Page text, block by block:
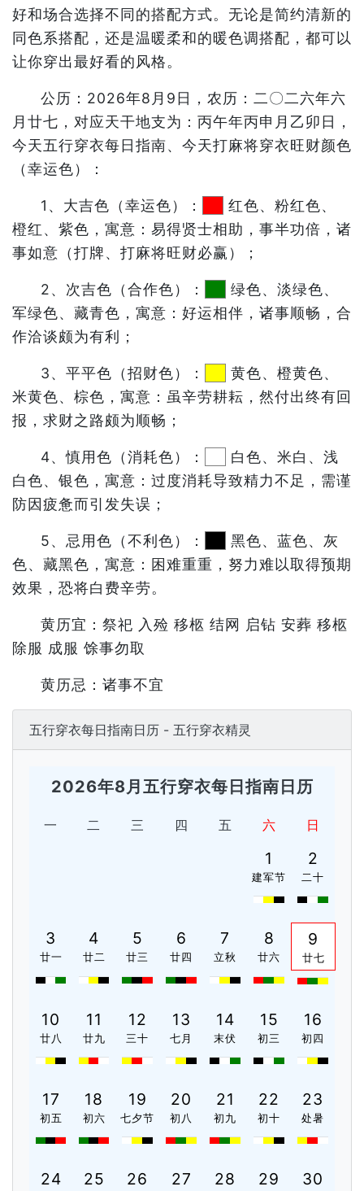
好和场合选择不同的搭配方式。无论是简约清新的
同色系搭配，还是温暖柔和的暖色调搭配，都可以
让你穿出最好看的风格。
公历：2026年8月9日，农历：二〇二六年六
月廿七，对应天干地支为：丙午年丙申月乙卯日，
今天五行穿衣每日指南、今天打麻将穿衣旺财颜色
（幸运色）：
1、大吉色（幸运色）：
红色、粉红色、
橙红、紫色，寓意：易得贤士相助，事半功倍，诸
事如意（打牌、打麻将旺财必赢）；
2、次吉色（合作色）：
绿色、淡绿色、
军绿色、藏青色，寓意：好运相伴，诸事顺畅，合
作洽谈颇为有利；
3、平平色（招财色）：
黄色、橙黄色、
米黄色、棕色，寓意：虽辛劳耕耘，然付出终有回
报，求财之路颇为顺畅；
4、慎用色（消耗色）：
白色、米白、浅
白色、银色，寓意：过度消耗导致精力不足，需谨
防因疲惫而引发失误；
5、忌用色（不利色）：
黑色、蓝色、灰
色、藏黑色，寓意：困难重重，努力难以取得预期
效果，恐将白费辛劳。
黄历宜：祭祀 入殓 移柩 结网 启钻 安葬 移柩
除服 成服 馀事勿取
黄历忌：诸事不宜
五行穿衣每日指南日历 - 五行穿衣精灵
2026年8月五行穿衣每日指南日历
一 二 三 四 五 六 日
1
建军节
2
二十
3
廿一
4
廿二
5
廿三
6
廿四
7
立秋
8
廿六
9
廿七
10
廿八
11
廿九
12
三十
13
七月
14
末伏
15
初三
16
初四
17
初五
18
初六
19
七夕节
20
初八
21
初九
22
初十
23
处暑
24 25 26 27 28 29 30